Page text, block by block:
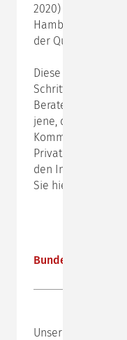
2020) die
Hamburger
der Quelle
Diese Kurse
Schritt in Richtung
Berater und
jene, die ihre
Privatleben
den Inhalten,
Sie hier:
Bundesverband
Unsere Beraterin